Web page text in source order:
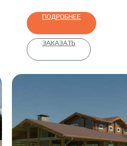
ПОДРОБНЕЕ
ЗАКАЗАТЬ